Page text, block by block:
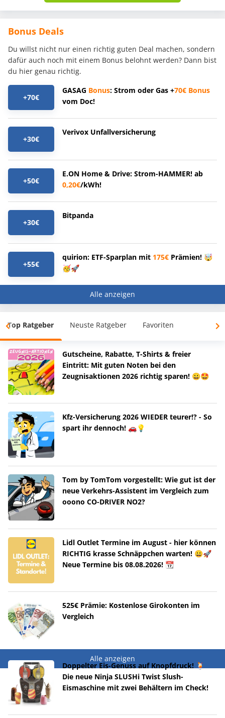
Bonus Deals
Du willst nicht nur einen richtig guten Deal machen, sondern
dafür auch noch mit einem Bonus belohnt werden? Dann bist
du hier genau richtig.
+70€
GASAG Bonus: Strom oder Gas +70€ Bonus
vom Doc!
+30€
Verivox Unfallversicherung
+50€
E.ON Home & Drive: Strom-HAMMER! ab
0,20€/kWh!
+30€
Bitpanda
+55€
quirion: ETF-Sparplan mit 175€ Prämien! 🤯
🥳🚀
Alle anzeigen
Top Ratgeber Neuste Ratgeber Favoriten
Gutscheine, Rabatte, T-Shirts & freier
Eintritt: Mit guten Noten bei den
Zeugnisaktionen 2026 richtig sparen! 😀🤩
Kfz-Versicherung 2026 WIEDER teurer!? - So
spart ihr dennoch! 🚗💡
Tom by TomTom vorgestellt: Wie gut ist der
neue Verkehrs-Assistent im Vergleich zum
ooono CO-DRIVER NO2?
Lidl Outlet Termine im August - hier können
RICHTIG krasse Schnäppchen warten! 😀🚀
Neue Termine bis 08.08.2026! 📆
525€ Prämie: Kostenlose Girokonten im
Vergleich
Alle anzeigen
Doppelter Eis-Genuss auf Knopfdruck! 🍹
Die neue Ninja SLUSHi Twist Slush-
Eismaschine mit zwei Behältern im Check!